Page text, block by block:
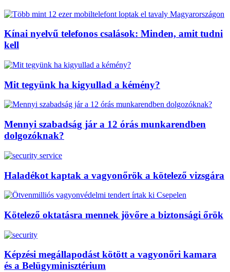
Kínai nyelvű telefonos csalások: Minden, amit tudni
kell
Mit tegyünk ha kigyullad a kémény?
Mennyi szabadság jár a 12 órás munkarendben
dolgozóknak?
Haladékot kaptak a vagyonőrök a kötelező vizsgára
Kötelező oktatásra mennek jövőre a biztonsági őrök
Képzési megállapodást kötött a vagyonőri kamara
és a Belügyminisztérium